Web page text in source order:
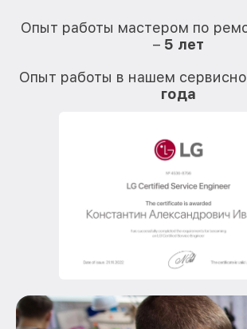
Опыт работы мастером по
– 5 лет
Опыт работы в нашем
года